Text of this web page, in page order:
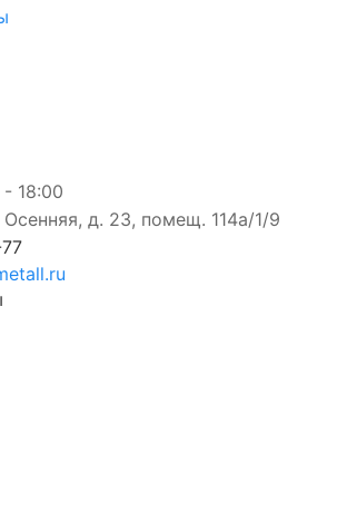
18:00
Осенняя, д. 23, помещ. 114а/1/9